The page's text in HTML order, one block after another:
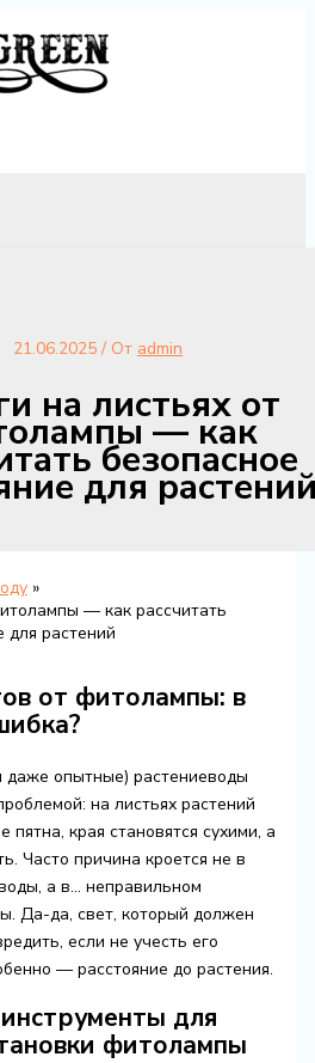
21.06.2025 / От admin
на листьях от
— как
безопасное
для
— как рассчитать
для растений
от фитолампы: в
опытные) растениеводы
на листьях растений
пятна, края становятся сухими, а
Часто причина кроется не в
а в... неправильном
Да-да, свет, который должен
если не учесть его
— расстояние до растения.
для
фитолампы